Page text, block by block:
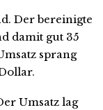
Der bereinigte
damit gut 35
sprang
Umsatz lag